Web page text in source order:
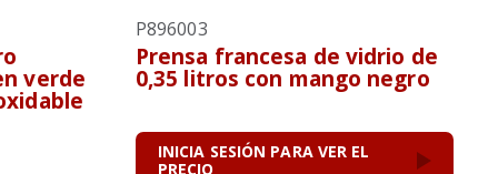
verde
P896003
Prensa francesa de vidrio de
0,35 litros con mango negro
INICIA SESIÓN PARA VER EL
PRECIO